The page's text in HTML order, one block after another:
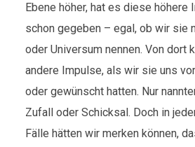
Ebene höher, hat es diese höhere
schon gegeben – egal, ob wir sie
oder Universum nennen. Von dort
andere Impulse, als wir sie uns
oder gewünscht hatten. Nur
Zufall oder Schicksal. Doch in
Fälle hätten wir merken können,